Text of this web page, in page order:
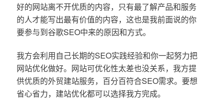
好的网站离不开优质的内容，只有最了解产品和服务
的人才能写出最有价值的内容，这也是我前面说的你
要参与到谷歌SEO中来的原因和方式。
我方会利用自己长期的SEO实践经验和你一起努力把
网站优化做好。网站可优化性太差也没关系，我方提
供优质的外贸建站服务，百分百符合SEO需求。要想
省心省力，建站优化都可以选择我方完成。